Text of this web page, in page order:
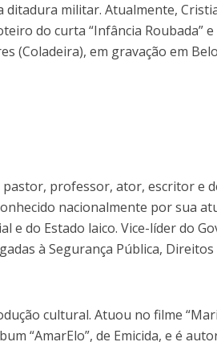
militar. Atualmente,
do curta “Infância Roubada”
(Coladeira), em gravação em
professor, ator, escritor e
nacionalmente por sua
e do Estado laico. Vice-líder do
à Segurança Pública,
cultural. Atuou no filme
“AmarElo”, de Emicida, e é